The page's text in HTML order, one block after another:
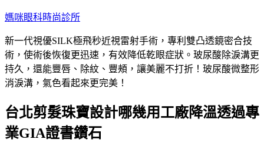
跳
主
要
內
容
媽咪眼科時尚診所
新一代視優SILK極飛秒近視雷射手術，專利雙凸透鏡密合技
術，使術後恢復更迅速，有效降低乾眼症狀。玻尿酸除淚溝更
持久，還能豐唇、除紋、豐頰，讓美麗不打折！玻尿酸微整形
消淚溝，氣色看起來更完美！
台北剪髮珠寶設計哪幾用工廠降溫透過專
業GIA證書鑽石